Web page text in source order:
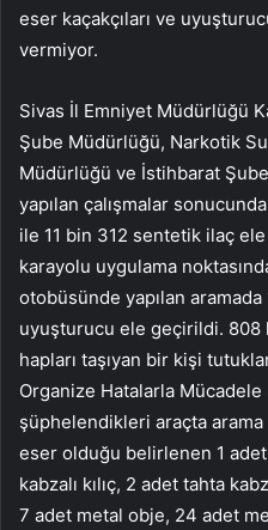
eser kaçakçıları ve
vermiyor.
Sivas İl Emniyet Müdürlüğü
Şube Müdürlüğü, Narkotik
Müdürlüğü ve İstihbarat
yapılan çalışmalar
ile 11 bin 312 sentetik ilaç
karayolu uygulama
otobüsünde yapılan
uyuşturucu ele geçirildi. 808
hapları taşıyan bir kişi
Organize Hatalarla
şüphelendikleri araçta arama
eser olduğu belirlenen 1
kabzalı kılıç, 2 adet tahta
7 adet metal obje, 24 adet